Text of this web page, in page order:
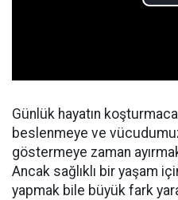
Günlük hayatın
beslenmeye ve
göstermeye zaman
Ancak sağlıklı bir yaşam
yapmak bile büyük fark